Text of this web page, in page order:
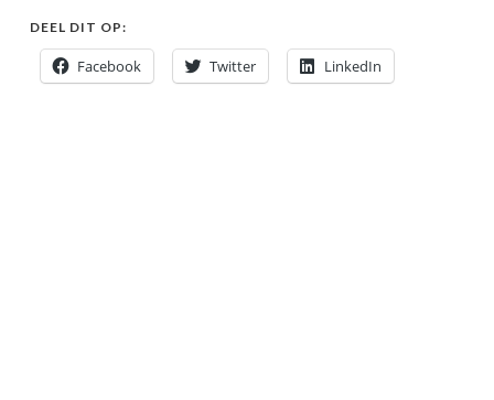
DEEL DIT OP:
Facebook Twitter LinkedIn